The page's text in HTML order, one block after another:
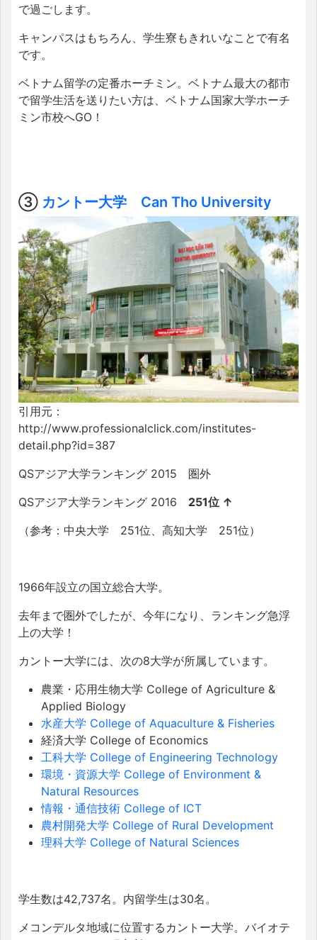
で過ごします。
キャンパスはもちろん、学生寮もきれいなことで有名
です。
ベトナム留学の定番ホーチミン。ベトナム最大の都市
で留学生活を送りたい方は、ベトナム国家大学ホーチ
ミン市校へGO！
③ カントー大学 Can Tho University
引用元：
http://www.professionalclick.com/institutes-
detail.php?id=387
QSアジア大学ランキング 2015 圏外
QSアジア大学ランキング 2016 251位 ↑
（参考：中央大学 251位、高知大学 251位）
1966年設立の国立総合大学。
去年まで圏外でしたが、今年になり、ランキング急浮
上の大学！
カントー大学には、次の8大学が所属しています。
農業・応用生物大学 College of Agriculture &
Applied Biology
水産大学 College of Aquaculture & Fisheries
経済大学 College of Economics
工科大学 College of Engineering Technology
環境・資源大学 College of Environment &
Natural Resources
情報・通信技術 College of ICT
農村開発大学 College of Rural Development
理科大学 College of Natural Sciences
学生数は42,737名。内留学生は30名。
メコンデルタ地域に位置するカントー大学。バイオテ